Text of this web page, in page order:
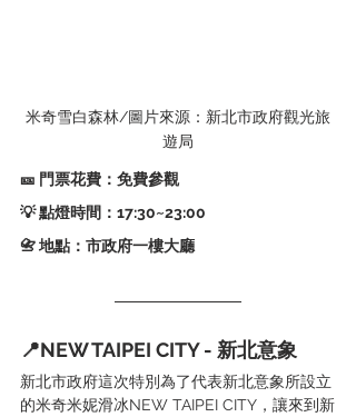
米奇雪白森林/圖片來源：新北市政府觀光旅
遊局
🎫 門票花費：免費參觀
💡 點燈時間：17:30~23:00
📇 地點：市政府一樓大廳
📍NEW TAIPEI CITY - 新北意象
新北市政府這次特別為了代表新北意象所設立
的米奇米妮滑冰NEW TAIPEI CITY，讓來到新